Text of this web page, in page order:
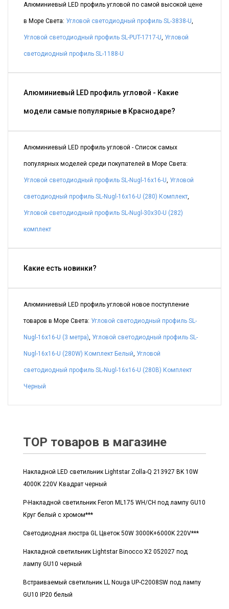
Алюминиевый LED профиль угловой по самой высокой цене
в Море Света: Угловой светодиодный профиль SL-3838-U,
Угловой светодиодный профиль SL-PUT-1717-U, Угловой
светодиодный профиль SL-1188-U
Алюминиевый LED профиль угловой - Какие
модели самые популярные в Краснодаре?
Алюминиевый LED профиль угловой - Список самых
популярных моделей среди покупателей в Море Света:
Угловой светодиодный профиль SL-Nugl-16x16-U, Угловой
светодиодный профиль SL-Nugl-16x16-U (280) Комплект,
Угловой светодиодный профиль SL-Nugl-30x30-U (282)
комплект
Какие есть новинки?
Алюминиевый LED профиль угловой новое поступление
товаров в Море Света: Угловой светодиодный профиль SL-
Nugl-16x16-U (3 метра), Угловой светодиодный профиль SL-
Nugl-16x16-U (280W) Комплект Белый, Угловой
светодиодный профиль SL-Nugl-16x16-U (280B) Комплект
Черный
TOP товаров в магазине
Накладной LED светильник Lightstar Zolla-Q 213927 BK 10W
4000K 220V Квадрат черный
Р-Накладной светильник Feron ML175 WH/CH под лампу GU10
Круг белый с хромом***
Светодиодная люстра GL Цветок 50W 3000K+6000K 220V***
Накладной светильник Lightstar Binocco X2 052027 под
лампу GU10 черный
Встраиваемый светильник LL Nouga UP-C2008SW под лампу
GU10 IP20 белый